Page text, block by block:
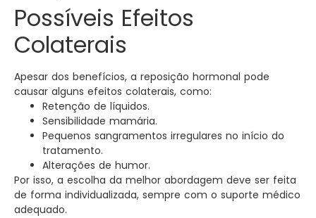
Possíveis Efeitos
Colaterais
Apesar dos benefícios, a reposição hormonal pode
causar alguns efeitos colaterais, como:
Retenção de líquidos.
Sensibilidade mamária.
Pequenos sangramentos irregulares no início do
tratamento.
Alterações de humor.
Por isso, a escolha da melhor abordagem deve ser feita
de forma individualizada, sempre com o suporte médico
adequado.